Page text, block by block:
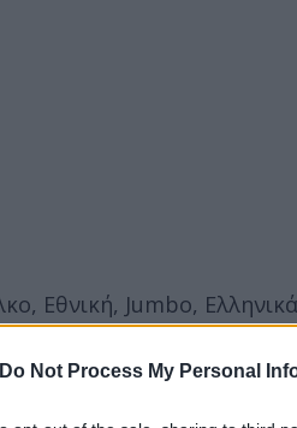
Do Not Process My Personal
Εθνική, Jumbo,
Eurobank, Τέρνα